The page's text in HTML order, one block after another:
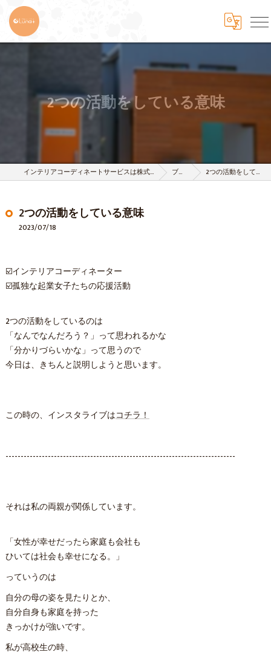
2つの活動をしている意味
インテリアコーディネートサービスは株式会社 樹-itsuki- ブログ 2つの活動をしている意味
2つの活動をしている意味
2023/07/18
☑️インテリアコーディネーター
☑️孤独な起業女子たちの応援活動
2つの活動をしているのは
「なんでなんだろう？」って思われるかな
「分かりづらいかな」って思うので
今日は、きちんと説明しようと思います。
この時の、インスタライブはコチラ！
----------------------------------------------------------------------------
それは私の両親が関係しています。
「女性が幸せだったら家庭も会社も
ひいては社会も幸せになる。」
っていうのは
自分の母の姿を見たりとか、
自分自身も家庭を持った
きっかけが強いです。
私が高校生の時、